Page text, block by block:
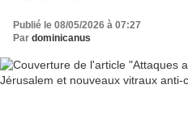
Publié le 08/05/2026 à 07:27
Par dominicanus